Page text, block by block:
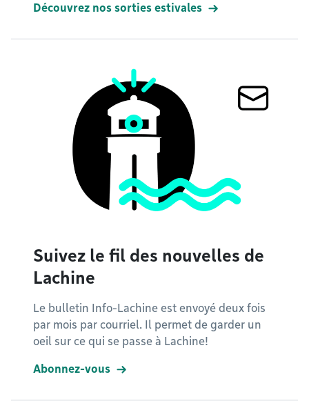
Découvrez nos sorties estivales
Suivez le fil des nouvelles de
Lachine
Le bulletin Info-Lachine est envoyé deux fois
par mois par courriel. Il permet de garder un
oeil sur ce qui se passe à Lachine!
Abonnez-vous